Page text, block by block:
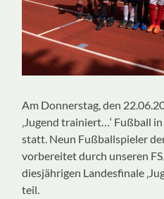
Am Donnerstag, den
‚Jugend trainiert…‘ Fußball
statt. Neun Fußballspieler
vorbereitet durch unseren
diesjährigen Landesfinale
teil.